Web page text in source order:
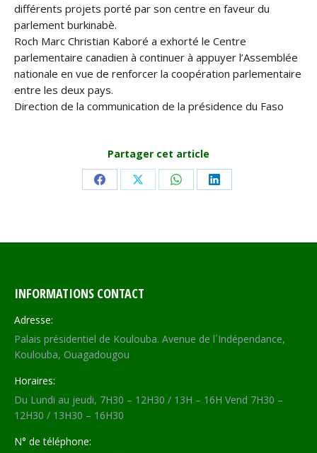
différents projets porté par son centre en faveur du
parlement burkinabè.
Roch Marc Christian Kaboré a exhorté le Centre
parlementaire canadien à continuer à appuyer l’Assemblée
nationale en vue de renforcer la coopération parlementaire
entre les deux pays.
Direction de la communication de la présidence du Faso
Partager cet article
Share Share Share Share
INFORMATIONS CONTACT
Adresse:
Palais présidentiel de Koulouba. Avenue de l´Indépendance,
Koulouba, Ouagadougou
Horaires:
Du Lundi au jeudi, 7H30 – 12H30 / 13H – 16H Vend 7H30 –
12H30 / 13H30 – 16H30
N° de téléphone: